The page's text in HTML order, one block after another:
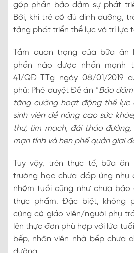
góp phần bảo đảm sự phát
Bởi, khi trẻ có đủ dinh dưỡng,
tảng phát triển thể lực và trí lực
Tầm quan trọng của bữa
phần nào được nhấn mạnh
41/QĐ-TTg ngày 08/01/2019
phủ: Phê duyệt Đề án “Bảo
tăng cường hoạt động thể lực
sinh viên để nâng cao sức
thư, tim mạch, đái tháo
mạn tính và hen phế quản giai
Tuy vậy, trên thực tế, bữa
trường học chưa đáp ứng nhu
nhóm tuổi cũng như chưa bảo
thực phẩm. Đặc biệt, không
cũng có giáo viên/người phụ
lên thực đơn phù hợp với lứa
bếp, nhân viên nhà bếp chưa